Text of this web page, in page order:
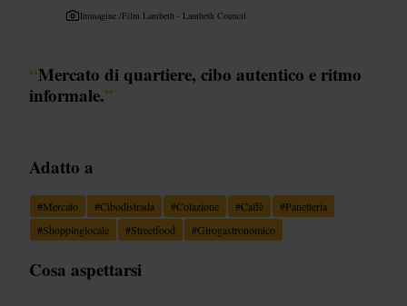
Immagine /Film Lambeth - Lambeth Council
“Mercato di quartiere, cibo autentico e ritmo
informale.”
Adatto a
#Mercato #Cibodistrada #Colazione #Caffè #Panetteria
#Shoppinglocale #Streetfood #Girogastronomico
Cosa aspettarsi